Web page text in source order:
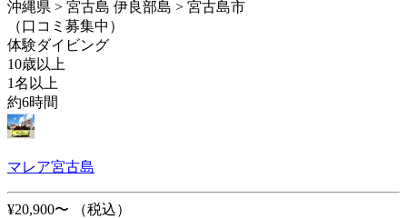
沖縄県 > 宮古島 伊良部島 > 宮古島市
（口コミ募集中）
体験ダイビング
10歳以上
1名以上
約6時間
マレア宮古島
¥20,900〜
（税込）